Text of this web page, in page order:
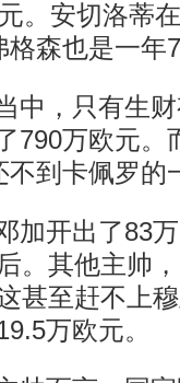
。安切洛蒂
森也是一年
，只有生财
790万欧元。
不到卡佩罗的
开出了83万
。其他主帅
甚至赶不上
万欧元。